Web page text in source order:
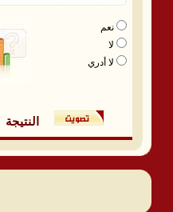
نعم
لا
لا أدري
النتيجة